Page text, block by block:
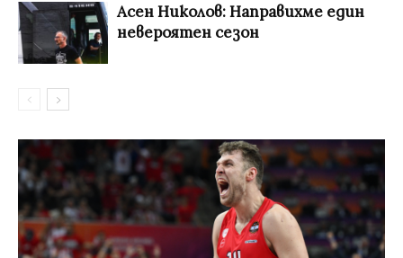
Асен Николов: Направихме един
невероятен сезон